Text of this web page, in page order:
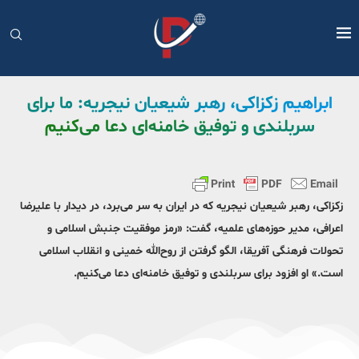
ابراهیم زکزاکی، رهبر شیعیان نیجریه: ما برای
سربلندی و توفیق خامنه‌ای دعا می‌کنیم
زکزاکی، رهبر شیعیان نیجریه که در ایران به سر می‌برد، در دیدار با علیرضا
اعرافی، مدیر حوزه‌های علمیه، گفت: «رمز موفقیت جنبش اسلامی و
تحولات فرهنگی آفریقا، الگو گرفتن از روح‌الله خمینی و انقلاب اسلامی
است.» او افزود برای سربلندی و توفیق خامنه‌ای دعا می‌کنیم.